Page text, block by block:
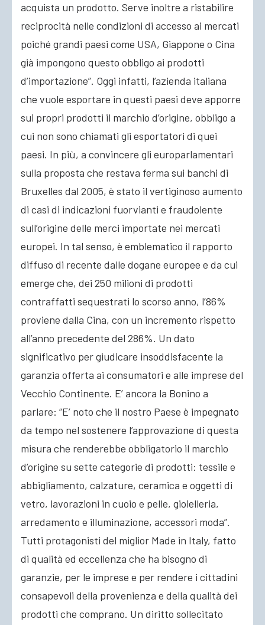
acquista un prodotto. Serve inoltre a ristabilire
reciprocità nelle condizioni di accesso ai mercati
poiché grandi paesi come USA, Giappone o Cina
già impongono questo obbligo ai prodotti
d’importazione”. Oggi infatti, l’azienda italiana
che vuole esportare in questi paesi deve apporre
sui propri prodotti il marchio d’origine, obbligo a
cui non sono chiamati gli esportatori di quei
paesi. In più, a convincere gli europarlamentari
sulla proposta che restava ferma sui banchi di
Bruxelles dal 2005, è stato il vertiginoso aumento
di casi di indicazioni fuorvianti e fraudolente
sull’origine delle merci importate nei mercati
europei. In tal senso, è emblematico il rapporto
diffuso di recente dalle dogane europee e da cui
emerge che, dei 250 milioni di prodotti
contraffatti sequestrati lo scorso anno, l’86%
proviene dalla Cina, con un incremento rispetto
all’anno precedente del 286%. Un dato
significativo per giudicare insoddisfacente la
garanzia offerta ai consumatori e alle imprese del
Vecchio Continente. E’ ancora la Bonino a
parlare: “E’ noto che il nostro Paese è impegnato
da tempo nel sostenere l’approvazione di questa
misura che renderebbe obbligatorio il marchio
d’origine su sette categorie di prodotti: tessile e
abbigliamento, calzature, ceramica e oggetti di
vetro, lavorazioni in cuoio e pelle, gioielleria,
arredamento e illuminazione, accessori moda”.
Tutti protagonisti del miglior Made in Italy, fatto
di qualità ed eccellenza che ha bisogno di
garanzie, per le imprese e per rendere i cittadini
consapevoli della provenienza e della qualità dei
prodotti che comprano. Un diritto sollecitato